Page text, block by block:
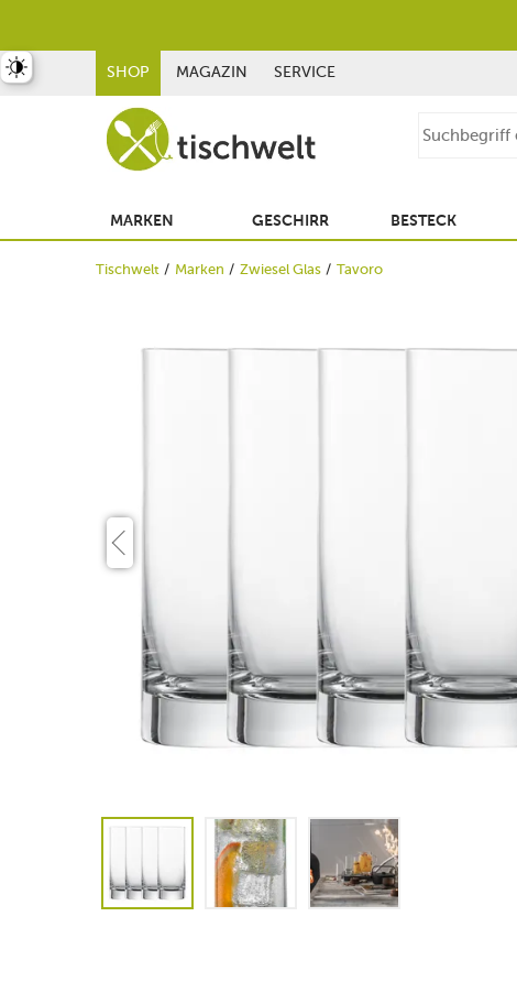
SHOP MAGAZIN SERVICE
MARKEN GESCHIRR BESTECK
Tischwelt Marken Zwiesel Glas Tavoro
umschalten